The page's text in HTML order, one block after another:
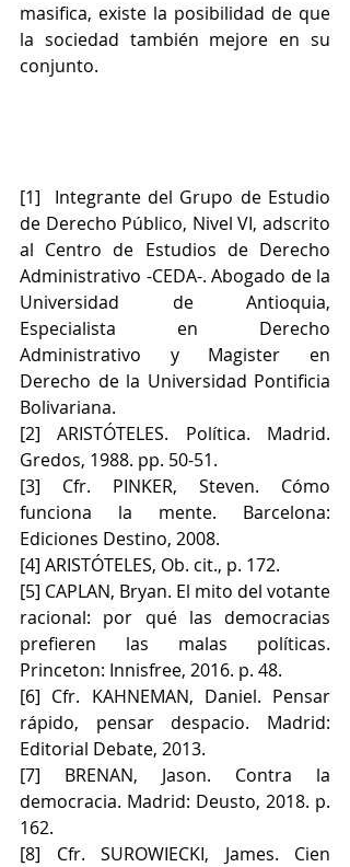
masifica, existe la posibilidad de que
la sociedad también mejore en su
conjunto.
[1]  Integrante del Grupo de Estudio
de Derecho Público, Nivel VI, adscrito
al Centro de Estudios de Derecho
Administrativo -CEDA-. Abogado de la
Universidad de Antioquia,
Especialista en Derecho
Administrativo y Magister en
Derecho de la Universidad Pontificia
Bolivariana.
[2] ARISTÓTELES. Política. Madrid.
Gredos, 1988. pp. 50-51.
[3] Cfr. PINKER, Steven. Cómo
funciona la mente. Barcelona:
Ediciones Destino, 2008.
[4] ARISTÓTELES, Ob. cit., p. 172.
[5] CAPLAN, Bryan. El mito del votante
racional: por qué las democracias
prefieren las malas políticas.
Princeton: Innisfree, 2016. p. 48.
[6] Cfr. KAHNEMAN, Daniel. Pensar
rápido, pensar despacio. Madrid:
Editorial Debate, 2013.
[7] BRENAN, Jason. Contra la
democracia. Madrid: Deusto, 2018. p.
162.
[8] Cfr. SUROWIECKI, James. Cien